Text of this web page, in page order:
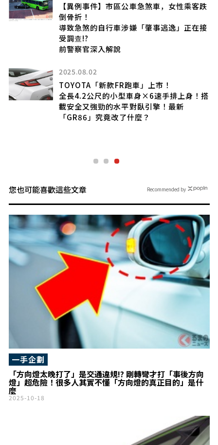
【異例事件】市區公車急煞車，女性乘客跌
倒骨折！
導致急煞的自行車涉嫌「肇事逃逸」正在接
受調查!?
前警察官深入解說
2025.08.02
TOYOTA「新款FR跑車」上市！
全長4.2公尺的小型車身×6速手排上身！搭
載安全又強勁的水平對臥引擎！最新
「GR86」究竟改了什麼？
您也可能喜歡這些文章
「方向燈太晚打了」是交通違規!? 剛轉彎才打「事後方向
燈」超危險！很多人其實不懂「方向燈的真正目的」是什
麼
一手企劃
2025-10-18
Recommended by